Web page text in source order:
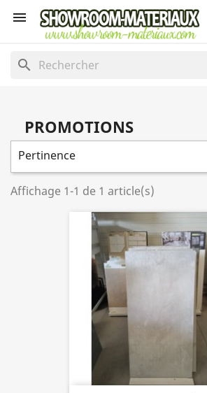

search
PROMOTIONS
Pertinence
Affichage 1-1 de 1 article(s)